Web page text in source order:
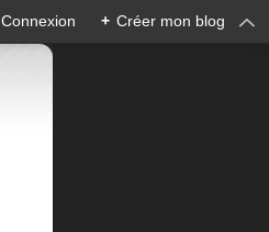
Connexion + Créer mon blog